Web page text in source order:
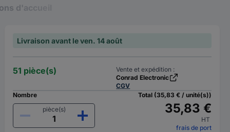
d'accueil
Livraison avant le ven. 14 août
51 pièce(s)
Vente et expédition :
Conrad Electronic
CGV
Nombre
pièce(s)
Total (35,83 € / unité(s))
35,83 €
HT
frais de port